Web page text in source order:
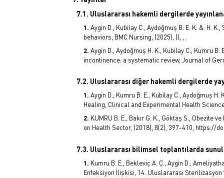
7.1. Uluslararası hakemli dergilerde
Aygin D., Kubilay C., Aydoğmuş B. E. K. &. H.
behaviors, BMC Nursing, (2025), (), , .
Aygin D., Aydoğmuş H. K., Kubilay C., Kumru
incontinence: a systematic review, Journal of
7.2. Uluslararası diğer hakemli dergilerde
Aygin D., Kumru B. E., Kubilay C., Aydoğmuş
Healing, Clinical and Experimental Health
KUMRU B. E., Bakır G. K., Göktaş S., Obezite
on Health Sector, (2018), 8(2), 397-410, https://
7.3. Uluslararası bilimsel toplantılarda
Kumru B. E., Bekleviç A. Ç., Aygin D.,
Enfeksiyon İlişkisi, 14. Uluslararası